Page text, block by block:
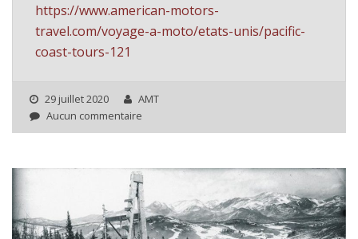
https://www.american-motors-
travel.com/voyage-a-moto/etats-unis/pacific-
coast-tours-121
29 juillet 2020
AMT
Aucun commentaire